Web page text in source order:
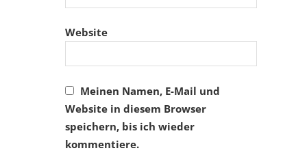
Website
Meinen Namen, E-Mail und
Website in diesem Browser
speichern, bis ich wieder
kommentiere.